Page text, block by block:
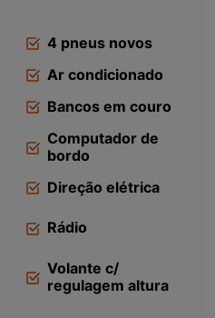
4 pneus novos
Ar condicionado
Bancos em couro
Computador de
bordo
Direção elétrica
Rádio
Volante c/
regulagem altura